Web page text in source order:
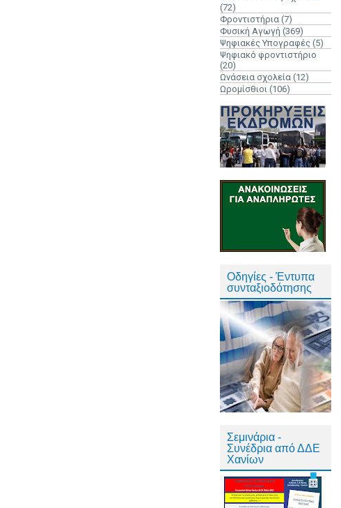
(72)
Φροντιστήρια (7)
Φυσική Αγωγή (369)
Ψηφιακές Υπογραφές (5)
Ψηφιακό φροντιστήριο
(20)
Ωνάσεια σχολεία (12)
Ωρομίσθιοι (106)
Οδηγίες - Έντυπα
συνταξιοδότησης
Σεμινάρια -
Συνέδρια από ΔΔΕ
Χανίων